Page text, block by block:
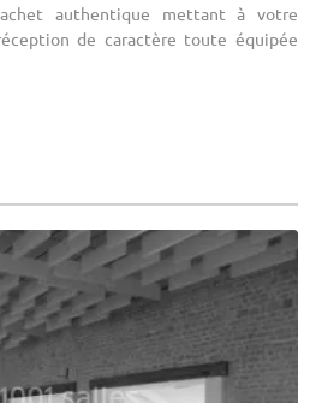
authentique mettant à votre
de caractère toute équipée